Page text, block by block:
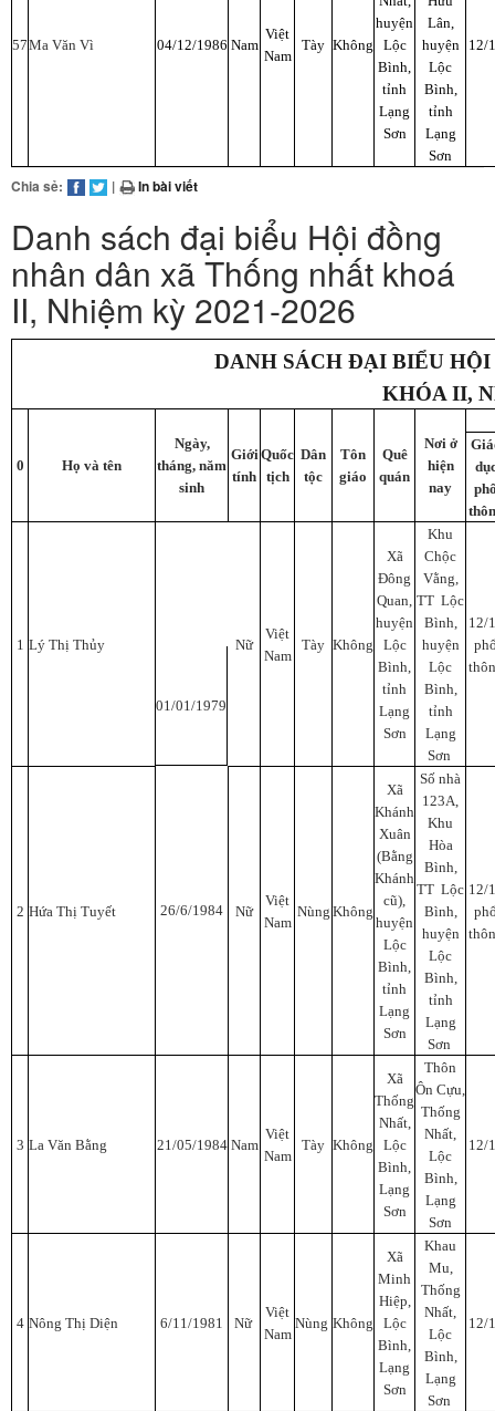
57Ma Văn Vì 04/12/1986 Nam
Việt
Nam
Tày Không
huyện
Lộc
Bình,
tỉnh
Lạng
Sơn
Lân,
huyện
Lộc
Bình,
tỉnh
Lạng
Sơn
12/
Chia sẻ: | In bài viết
Danh sách đại biểu Hội đồng
nhân dân xã Thống nhất khoá
II, Nhiệm kỳ 2021-2026
DANH SÁCH ĐẠI BIỂU
KHÓA II,
0 Họ và tên
Ngày,
tháng, năm
sinh
Giới
tính
Quốc
tịch
Dân
tộc
Tôn
giáo
Quê
quán
Nơi ở
hiện
nay
1 Lý Thị Thủy
01/01/1979
Nữ
Việt
Nam
Tày Không
Xã
Đông
Quan,
huyện
Lộc
Bình,
tỉnh
Lạng
Sơn
Khu
Chộc
Vằng,
TT Lộc
Bình,
huyện
Lộc
Bình,
tỉnh
Lạng
Sơn
12/
2 Hứa Thị Tuyết 26/6/1984 Nữ
Việt
Nam
Nùng Không
Xã
Khánh
Xuân
(Bằng
Khánh
cũ),
huyện
Lộc
Bình,
tỉnh
Lạng
Sơn
Số nhà
123A,
Khu
Hòa
Bình,
TT Lộc
Bình,
huyện
Lộc
Bình,
tỉnh
Lạng
Sơn
12/
3 La Văn Bằng 21/05/1984 Nam
Việt
Nam
Tày Không
Xã
Thống
Nhất,
Lộc
Bình,
Lạng
Sơn
Thôn
Ôn Cựu,
Thống
Nhất,
Lộc
Bình,
Lạng
Sơn
12/
4 Nông Thị Diện 6/11/1981 Nữ
Việt
Nam
Nùng Không
Xã
Minh
Hiệp,
Lộc
Bình,
Lạng
Sơn
Khau
Mu,
Thống
Nhất,
Lộc
Bình,
Lạng
Sơn
12/